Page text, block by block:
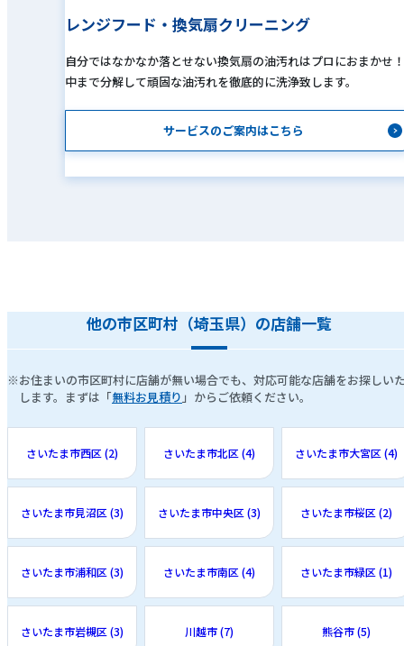
レンジフード・換気扇クリーニング
自分ではなかなか落とせない換気扇の油汚れはプロにおまかせ！
中まで分解して頑固な油汚れを徹底的に洗浄致します。
サービスのご案内はこちら
他の市区町村（埼玉県）の店舗一覧
※お住まいの市区町村に店舗が無い場合でも、対応可能な店舗をお探しい
します。まずは「無料お見積り 」からご依頼ください。
さいたま市西区 (2) さいたま市北区 (4) さいたま市大宮区 (4)
さいたま市見沼区 (3) さいたま市中央区 (3) さいたま市桜区 (2)
さいたま市浦和区 (3) さいたま市南区 (4) さいたま市緑区 (1)
さいたま市岩槻区 (3) 川越市 (7) 熊谷市 (5)